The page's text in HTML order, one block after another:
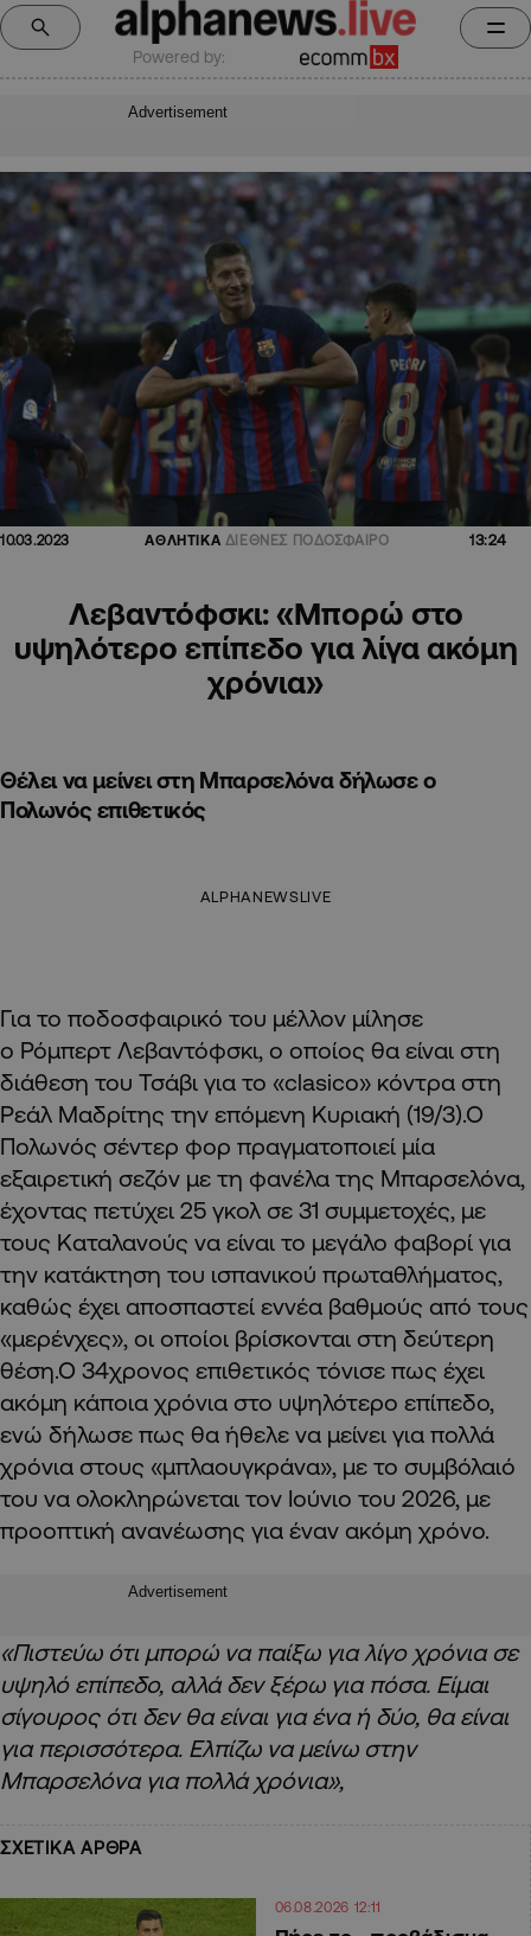
Powered by:
Advertisement
10.03.2023 ΑΘΛΗΤΙΚΑ ΔΙΕΘΝΕΣ ΠΟΔΟΣΦΑΙΡΟ 13:24
Λεβαντόφσκι: «Μπορώ στο
υψηλότερο επίπεδο για λίγα ακόμη
χρόνια»
Θέλει να μείνει στη Μπαρσελόνα δήλωσε ο
Πολωνός επιθετικός
ALPHANEWSLIVE
Για το ποδοσφαιρικό του μέλλον μίλησε
ο Ρόμπερτ Λεβαντόφσκι, ο οποίος θα είναι στη
διάθεση του Τσάβι για το «clasico» κόντρα στη
Ρεάλ Μαδρίτης την επόμενη Κυριακή (19/3).Ο
Πολωνός σέντερ φορ πραγματοποιεί μία
εξαιρετική σεζόν με τη φανέλα της Μπαρσελόνα,
έχοντας πετύχει 25 γκολ σε 31 συμμετοχές, με
τους Καταλανούς να είναι το μεγάλο φαβορί για
την κατάκτηση του ισπανικού πρωταθλήματος,
καθώς έχει αποσπαστεί εννέα βαθμούς από τους
«μερένχες», οι οποίοι βρίσκονται στη δεύτερη
θέση.Ο 34χρονος επιθετικός τόνισε πως έχει
ακόμη κάποια χρόνια στο υψηλότερο επίπεδο,
ενώ δήλωσε πως θα ήθελε να μείνει για πολλά
χρόνια στους «μπλαουγκράνα», με το συμβόλαιό
του να ολοκληρώνεται τον Ιούνιο του 2026, με
προοπτική ανανέωσης για έναν ακόμη χρόνο.
Advertisement
«Πιστεύω ότι μπορώ να παίξω για λίγο χρόνια σε
υψηλό επίπεδο, αλλά δεν ξέρω για πόσα. Είμαι
σίγουρος ότι δεν θα είναι για ένα ή δύο, θα είναι
για περισσότερα. Ελπίζω να μείνω στην
Μπαρσελόνα για πολλά χρόνια»,
ΣΧΕΤΙΚΑ ΑΡΘΡΑ
06.08.2026 12:11